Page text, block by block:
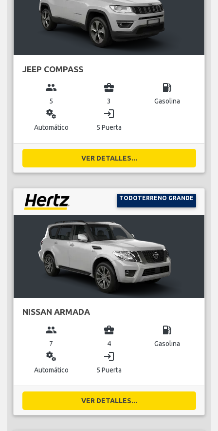
JEEP COMPASS
group
5
business_center
3
local_gas_station
Gasolina
miscellaneous_services
Automático
login
5 Puerta
VER DETALLES...
TODOTERRENO GRANDE
NISSAN ARMADA
group
7
business_center
4
local_gas_station
Gasolina
miscellaneous_services
Automático
login
5 Puerta
VER DETALLES...